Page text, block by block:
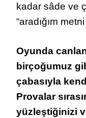
kadar sâde ve
“aradığım
Oyunda
birçoğumuz
çabasıyla
Provalar
yüzleştiğinizi